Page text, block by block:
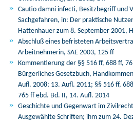
Cautio damni infecti, Besitzbegriff und
Sachgefahren, in: Der praktische
Hattenhauer zum 8. September 2001,
Abschluß eines befristeten
Arbeitnehmerin, SAE 2003, 125 ff
Kommentierung der §§ 516 ff, 688 ff,
Bürgerliches Gesetzbuch,
Aufl. 2008; 13. Aufl. 2011; §§ 516 ff,
765 ff ebd. Bd. II, 14. Aufl. 2014
Geschichte und Gegenwart im
Ausgewählte Schriften; ihm zum 24.